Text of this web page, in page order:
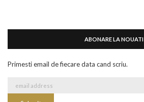
ABONARE LA NOUATI
Primesti email de fiecare data cand scriu.